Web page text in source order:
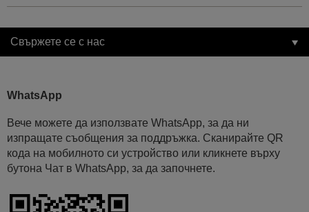
Свържете се с нас
WhatsApp
Вече можете да използвате WhatsApp, за да ни
изпращате съобщения за поддръжка. Сканирайте QR
кода на мобилното си устройство или кликнете върху
бутона Чат в WhatsApp, за да започнете.